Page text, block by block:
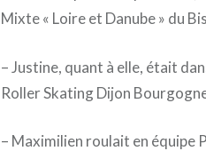
Mixte « Loire et Danube » du
– Justine, quant à elle, était
Roller Skating Dijon
– Maximilien roulait en équipe